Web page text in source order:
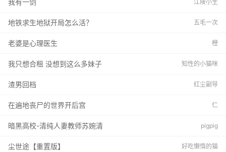
我有一剑 江陵小生
地铁求生地狱开局怎么活？ 五毛一次
老婆是心理医生 橙
我只想合租 没想到这么多妹子 知性的小猫咪
渣男回档 红尘副导
在遍地丧尸的世界开后宫 仁
暗黑高校-清纯人妻教师苏婉清 pigpig
尘世途【重置版】 好吃懒惰的猫